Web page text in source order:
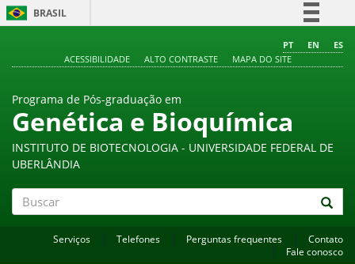
BRASIL
Comunica BR
Acesso à informação
Legislação
PT EN
ES
ACESSIBILIDADE
ALTO CONTRASTE MAPA DO SITE
Programa de Pós-graduação em
Genética e Bioquímica
INSTITUTO DE BIOTECNOLOGIA - UNIVERSIDADE FEDERAL DE
UBERLÂNDIA
Serviços Telefones Perguntas frequentes
Contato
Fale conosco